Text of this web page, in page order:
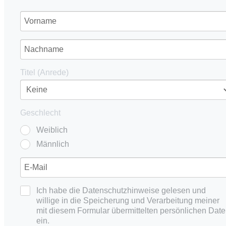
Titel (Anrede)
Geschlecht
Weiblich
Männlich
Ich habe die Datenschutzhinweise gelesen und
willige in die Speicherung und Verarbeitung meiner
mit diesem Formular übermittelten persönlichen
ein.